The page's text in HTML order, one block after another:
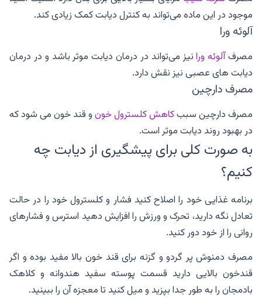
موجود در این ماده می‌تواند به کنترل دیابت کمک زیادی کند.
آلوئه ورا
مصرفآلوئه ورانیز می‌تواند در درمان دیابت موثر باشد و در درمان
دیابت های عصبی نیز نقش دارد.
مصرف دارچین
مصرف دارچین سببکاهش کلسترول خونو قند خون می شود که
در بهبود روند دیابت موثر است.
به صورت کلی برای پیشگیری از دیابت چه
کنیم؟
برنامه غذایی خود را اصلاح کنید فشار و کلسترول خود را در حالت
تعادل نگه دارید، تحرک و ورزش را افزایش دهید استرس و فشارهای
روانی را از خود دور کنید.
مصرف دمنوش پر گردو و گزنه برای قند خون بالا مفید بوده و اگر
قندخون بالایی دارید قسمت پوسته سفید هندوانه و کلاهک
بادمجان را به طور جدا بپزید و میل کنید تا معجزه آن را ببینید.